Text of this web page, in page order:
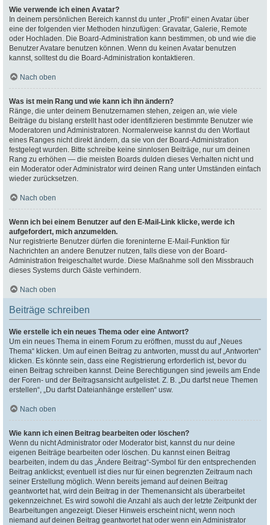
Wie verwende ich einen Avatar?
In deinem persönlichen Bereich kannst du unter „Profil“ einen Avatar über
eine der folgenden vier Methoden hinzufügen: Gravatar, Galerie, Remote
oder Hochladen. Die Board-Administration kann bestimmen, ob und wie die
Benutzer Avatare benutzen können. Wenn du keinen Avatar benutzen
kannst, solltest du die Board-Administration kontaktieren.
Nach oben
Was ist mein Rang und wie kann ich ihn ändern?
Ränge, die unter deinem Benutzernamen stehen, zeigen an, wie viele
Beiträge du bislang erstellt hast oder identifizieren bestimmte Benutzer wie
Moderatoren und Administratoren. Normalerweise kannst du den Wortlaut
eines Ranges nicht direkt ändern, da sie von der Board-Administration
festgelegt wurden. Bitte schreibe keine sinnlosen Beiträge, nur um deinen
Rang zu erhöhen — die meisten Boards dulden dieses Verhalten nicht und
ein Moderator oder Administrator wird deinen Rang unter Umständen einfach
wieder zurücksetzen.
Nach oben
Wenn ich bei einem Benutzer auf den E-Mail-Link klicke, werde ich
aufgefordert, mich anzumelden.
Nur registrierte Benutzer dürfen die foreninterne E-Mail-Funktion für
Nachrichten an andere Benutzer nutzen, falls diese von der Board-
Administration freigeschaltet wurde. Diese Maßnahme soll den Missbrauch
dieses Systems durch Gäste verhindern.
Nach oben
Beiträge schreiben
Wie erstelle ich ein neues Thema oder eine Antwort?
Um ein neues Thema in einem Forum zu eröffnen, musst du auf „Neues
Thema“ klicken. Um auf einen Beitrag zu antworten, musst du auf „Antworten“
klicken. Es könnte sein, dass eine Registrierung erforderlich ist, bevor du
einen Beitrag schreiben kannst. Deine Berechtigungen sind jeweils am Ende
der Foren- und der Beitragsansicht aufgelistet. Z. B. „Du darfst neue Themen
erstellen“, „Du darfst Dateianhänge erstellen“ usw.
Nach oben
Wie kann ich einen Beitrag bearbeiten oder löschen?
Wenn du nicht Administrator oder Moderator bist, kannst du nur deine
eigenen Beiträge bearbeiten oder löschen. Du kannst einen Beitrag
bearbeiten, indem du das „Ändere Beitrag“-Symbol für den entsprechenden
Beitrag anklickst; eventuell ist dies nur für einen begrenzten Zeitraum nach
seiner Erstellung möglich. Wenn bereits jemand auf deinen Beitrag
geantwortet hat, wird dein Beitrag in der Themenansicht als überarbeitet
gekennzeichnet. Es wird sowohl die Anzahl als auch der letzte Zeitpunkt der
Bearbeitungen angezeigt. Dieser Hinweis erscheint nicht, wenn noch
niemand auf deinen Beitrag geantwortet hat oder wenn ein Administrator